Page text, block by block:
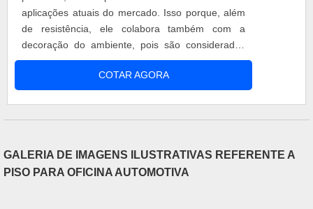
aplicações atuais do mercado. Isso porque, além
de resistência, ele colabora também com a
decoração do ambiente, pois são considerados
itens modernos e sofisticados. Desta forma, a
procura por este material tem aumentado fazendo
com que ele substitua diversos outros tradicionais
COTAR AGORA
GALERIA DE IMAGENS ILUSTRATIVAS REFERENTE A
PISO PARA OFICINA AUTOMOTIVA